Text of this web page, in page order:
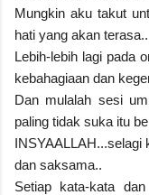
Mungkin aku takut
hati yang akan
Lebih-lebih lagi pada
kebahagiaan dan
Dan mulalah sesi
paling tidak suka itu
INSYAALLAH...selagi
dan saksama..
Setiap kata-kata